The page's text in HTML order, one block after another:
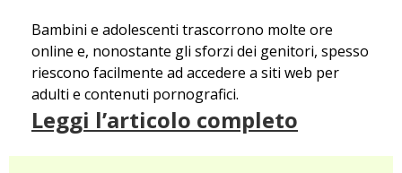
Bambini e adolescenti trascorrono molte ore
online e, nonostante gli sforzi dei genitori, spesso
riescono facilmente ad accedere a siti web per
adulti e contenuti pornografici.
Leggi l’articolo completo